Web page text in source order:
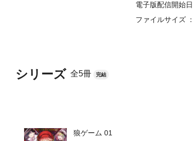
シリーズ 全5冊 完結
狼ゲーム 01
電子版配信開始日
ファイルサイズ